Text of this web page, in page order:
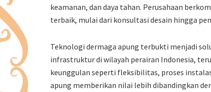
keamanan, dan daya tahan. Perusahaan
terbaik, mulai dari konsultasi desain hingga
Teknologi dermaga apung terbukti menjadi
infrastruktur di wilayah perairan Indonesia,
keunggulan seperti fleksibilitas, proses
apung memberikan nilai lebih dibandingkan